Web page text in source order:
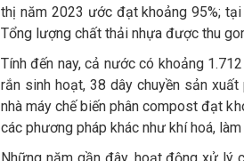
thị năm 2023 ước đạt khoảng 95%;
Tổng lượng chất thải nhựa được thu
Tính đến nay, cả nước có khoảng
rắn sinh hoạt, 38 dây chuyền sản
nhà máy chế biến phân compost đạt
các phương pháp khác như khí hoá,